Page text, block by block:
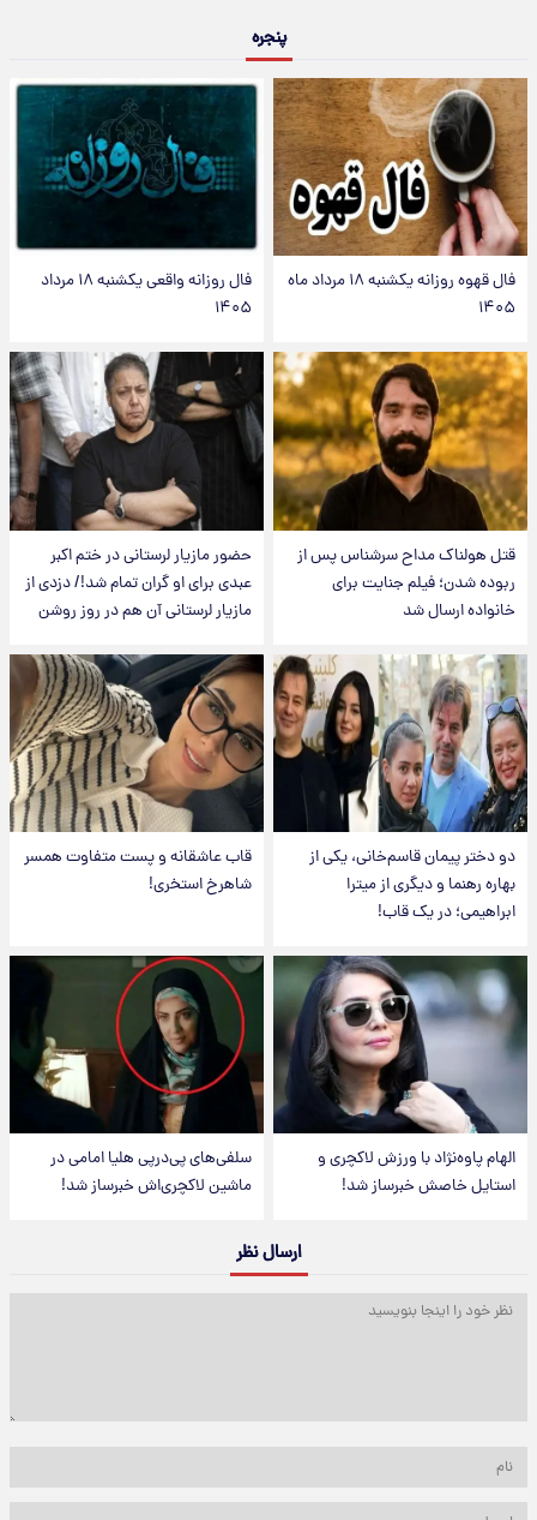
پنجره
فال قهوه روزانه یکشنبه ۱۸ مرداد ماه
۱۴۰۵
فال روزانه واقعی یکشنبه ۱۸ مرداد
۱۴۰۵
قتل هولناک مداح سرشناس پس از
ربوده شدن؛ فیلم جنایت برای
خانواده ارسال شد
حضور مازیار لرستانی در ختم اکبر
عبدی برای او گران تمام شد!/ دزدی از
مازیار لرستانی آن هم در روز روشن
دو دختر پیمان قاسم‌خانی، یکی از
بهاره رهنما و دیگری از میترا
ابراهیمی؛ در یک قاب!
قاب عاشقانه و پست متفاوت همسر
شاهرخ استخری!
الهام پاوه‌نژاد با ورزش لاکچری و
استایل خاصش خبرساز شد!
سلفی‌های پی‌درپی هلیا امامی در
ماشین لاکچری‌اش خبرساز شد!
ارسال نظر